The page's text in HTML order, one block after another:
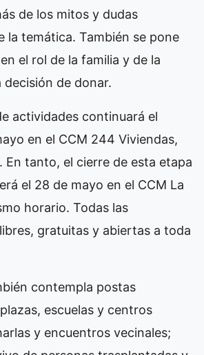
de los mitos y dudas
la temática. También se pone
el rol de la familia y de la
decisión de donar.
actividades continuará el
en el CCM 244 Viviendas,
En tanto, el cierre de esta etapa
el 28 de mayo en el CCM La
horario. Todas las
gratuitas y abiertas a toda
contempla postas
escuelas y centros
y encuentros vecinales;